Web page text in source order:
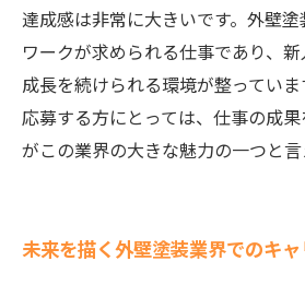
達成感は非常に大きいです。外壁
ワークが求められる仕事であり、
成長を続けられる環境が整ってい
応募する方にとっては、仕事の成
がこの業界の大きな魅力の一つと言
未来を描く外壁塗装業界でのキ